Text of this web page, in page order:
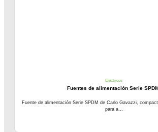
Eléctricos
Fuentes de alimentación Serie
Fuente de alimentación Serie SPDM de Carlo Gavazzi,
para a...